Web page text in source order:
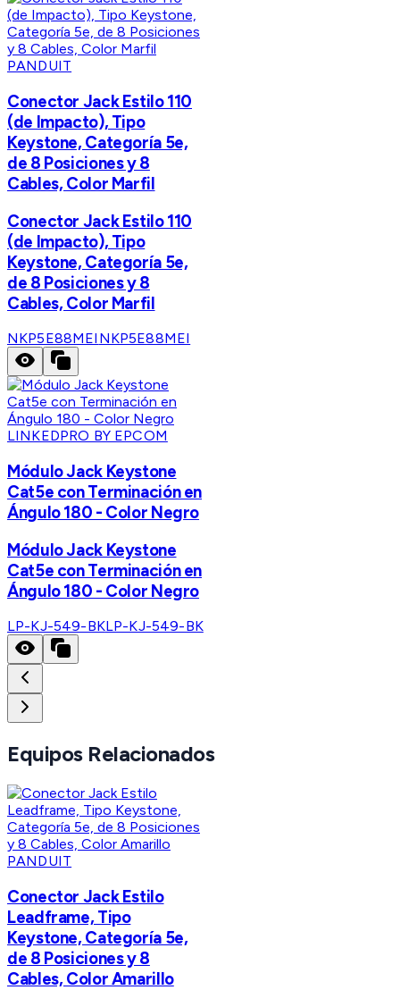
PANDUIT
Conector Jack Estilo 110
(de Impacto), Tipo
Keystone, Categoría 5e,
de 8 Posiciones y 8
Cables, Color Marfil
Conector Jack Estilo 110
(de Impacto), Tipo
Keystone, Categoría 5e,
de 8 Posiciones y 8
Cables, Color Marfil
NKP5E88MEI NKP5E88MEI
LINKEDPRO BY EPCOM
Módulo Jack Keystone
Cat5e con Terminación en
Ángulo 180 - Color Negro
Módulo Jack Keystone
Cat5e con Terminación en
Ángulo 180 - Color Negro
LP-KJ-549-BKLP-KJ-549-BK
Equipos Relacionados
PANDUIT
Conector Jack Estilo
Leadframe, Tipo
Keystone, Categoría 5e,
de 8 Posiciones y 8
Cables, Color Amarillo